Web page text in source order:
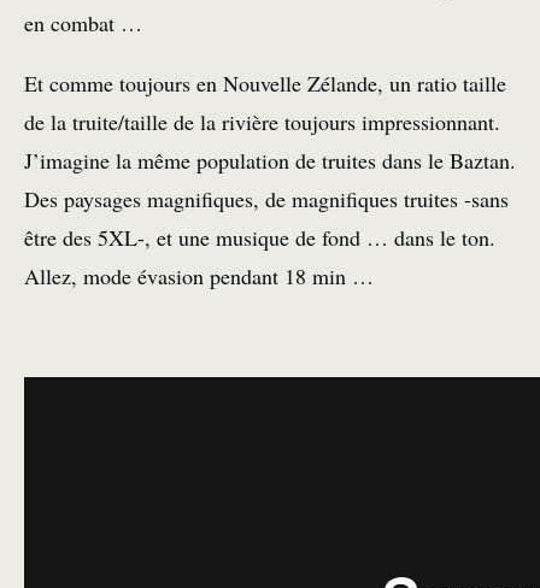
en combat …
Et comme toujours en Nouvelle Zélande, un ratio taille
de la truite/taille de la rivière toujours impressionnant.
J’imagine la même population de truites dans le Baztan.
Des paysages magnifiques, de magnifiques truites -sans
être des 5XL-, et une musique de fond … dans le ton.
Allez, mode évasion pendant 18 min …